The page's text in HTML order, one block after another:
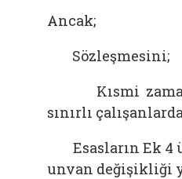
Ancak;
Sözleşmesini;
Kısmi
sınırlı
Esasların Ek 4
unvan değişikliği